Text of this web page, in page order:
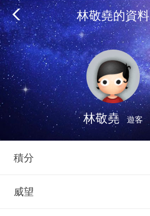
林敬堯的資料
林敬堯 遊客
積分
威望